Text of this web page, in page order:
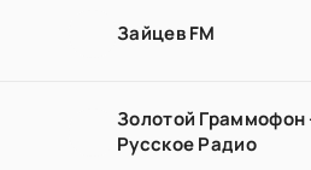
Зайцев FM
Золотой Граммофон
Русское Радио